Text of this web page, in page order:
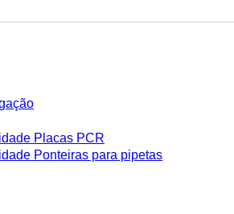
Placas PCR
Ponteiras para pipetas